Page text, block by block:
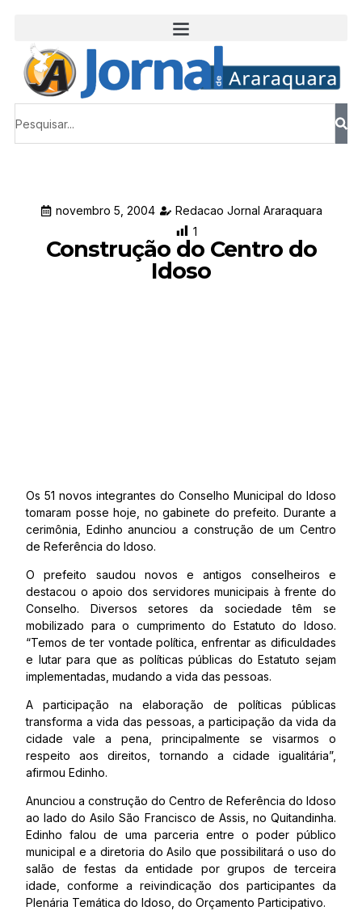
novembro 5, 2004
Redacao Jornal Araraquara
1
Construção do Centro do
Idoso
Os 51 novos integrantes do Conselho Municipal do Idoso
tomaram posse hoje, no gabinete do prefeito. Durante a
cerimônia, Edinho anunciou a construção de um Centro
de Referência do Idoso.
O prefeito saudou novos e antigos conselheiros e
destacou o apoio dos servidores municipais à frente do
Conselho. Diversos setores da sociedade têm se
mobilizado para o cumprimento do Estatuto do Idoso.
“Temos de ter vontade política, enfrentar as dificuldades
e lutar para que as políticas públicas do Estatuto sejam
implementadas, mudando a vida das pessoas.
A participação na elaboração de políticas públicas
transforma a vida das pessoas, a participação da vida da
cidade vale a pena, principalmente se visarmos o
respeito aos direitos, tornando a cidade igualitária”,
afirmou Edinho.
Anunciou a construção do Centro de Referência do Idoso
ao lado do Asilo São Francisco de Assis, no Quitandinha.
Edinho falou de uma parceria entre o poder público
municipal e a diretoria do Asilo que possibilitará o uso do
salão de festas da entidade por grupos de terceira
idade, conforme a reivindicação dos participantes da
Plenária Temática do Idoso, do Orçamento Participativo.